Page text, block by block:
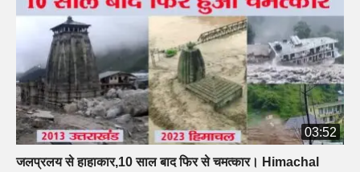
03:52
जलप्रलय से हाहाकार,10 साल बाद फिर से चमत्कार। Himachal